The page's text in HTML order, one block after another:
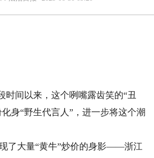
间以来，这个咧嘴露齿笑的“丑
身“野生代言人”，进一步将这个潮
了大量“黄牛”炒价的身影——浙江